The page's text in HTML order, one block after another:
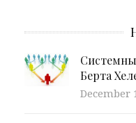
Берта
December